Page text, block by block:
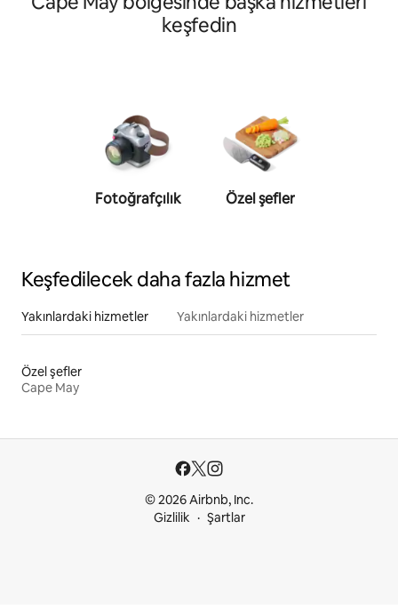
keşfedin
Fotoğrafçılık Özel şefler
Keşfedilecek daha fazla hizmet
Yakınlardaki hizmetler Yakınlardaki hizmetler
Özel şefler
Cape May
© 2026 Airbnb, Inc.
Gizlilik
Şartlar